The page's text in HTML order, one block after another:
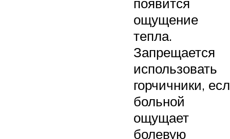
ощущение
тепла.
Запрещается
использовать
горчичники,
больной
ощущает
болевую